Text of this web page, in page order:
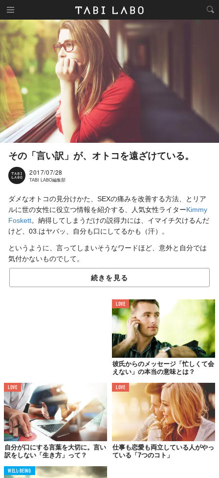
その「言い訳」が、オトコを遠ざけている。
2017/07/28
TABI LABO編集部
ダメなオトコの見分けかた、SEXの痛みを改善する方法、とリア
ルに世の女性に役立つ情報を紹介する、人気女性ライターKimmy
Foskett。納得してしまうだけの説得力には、イマイチ欠けるんだ
けど、03.はヤバッ、自分も口にしてるかも（汗）。
というように、言ってしまいそうなワードほど、意外と自分では
気付かないものでして。
昔付き合っていた男の話なんだけど、ジーンズを冷蔵庫で冷やし
てキレイにするっていう変人がいました。恋愛において私は、と
にかく相手を過剰に肯定する傾向があって…真面目に、そんなと
こも好きって言ってたし。今思えばアホだったんですけどね。
あなたに恋人ができない、もしくはできても長続きしない本当の
続きを見る
LOVE
彼氏からのメッセージ「忙しくて会
えない」の本当の意味とは？
LOVE
自分が口にする言葉を大切に。言い
訳をしない「生き方」って？
LOVE
仕事も恋愛も両立している人がやっ
ている「7つのコト」
WELL-BEING